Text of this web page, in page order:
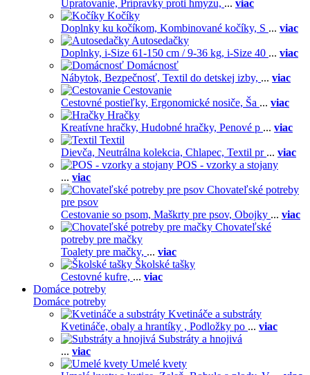
Upratovanie, Prípravky proti hmyzu, ... viac
Kočíky
Doplnky ku kočíkom, Kombinované kočíky, S ... viac
Autosedačky
Doplnky, i-Size 61-150 cm / 9-36 kg, i-Size 40 ... viac
Domácnosť
Nábytok, Bezpečnosť, Textil do detskej izby, ... viac
Cestovanie
Cestovné postieľky, Ergonomické nosiče, Ša ... viac
Hračky
Kreatívne hračky, Hudobné hračky, Penové p ... viac
Textil
Dievča, Neutrálna kolekcia, Chlapec, Textil pr ... viac
POS - vzorky a stojany
... viac
Chovateľské potreby
pre psov
Cestovanie so psom, Maškrty pre psov, Obojky ... viac
Chovateľské
potreby pre mačky
Toalety pre mačky, ... viac
Školské tašky
Cestovné kufre, ... viac
Domáce potreby
Domáce potreby
Kvetináče a substráty
Kvetináče, obaly a hrantíky , Podložky po ... viac
Substráty a hnojivá
... viac
Umelé kvety